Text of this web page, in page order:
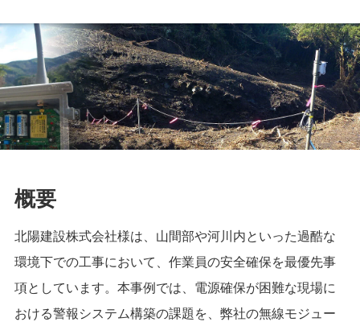
概要
北陽建設株式会社様は、山間部や河川内といった過酷な
環境下での工事において、作業員の安全確保を最優先事
項としています。本事例では、電源確保が困難な現場に
おける警報システム構築の課題を、弊社の無線モジュー